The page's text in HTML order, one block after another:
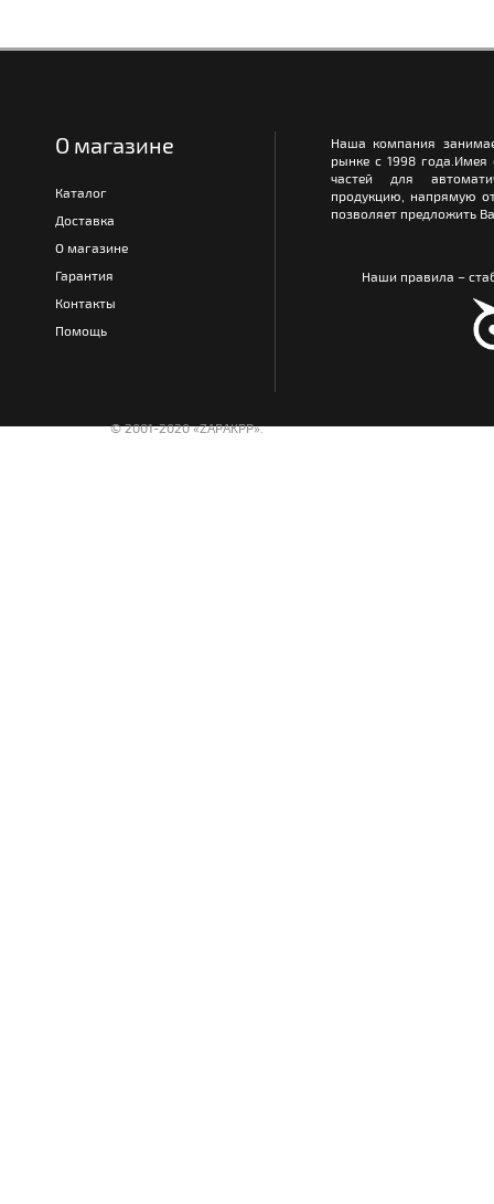
О магазине
Каталог
Доставка
О магазине
Гарантия
Контакты
Помощь
Наша компания
рынке с 1998
частей для
продукцию, напрямую
позволяет предложить
Наши правила –
© 2001-2020 «ZAPAKPP».